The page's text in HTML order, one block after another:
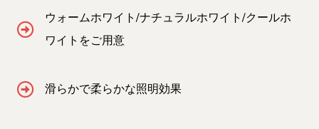
ウォームホワイト/ナチュラルホワイト/クールホ
ワイトをご用意
滑らかで柔らかな照明効果